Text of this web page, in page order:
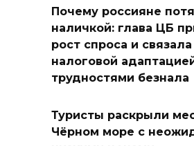
Почему россияне
наличкой: глава ЦБ
рост спроса и
налоговой
трудностями безнала
Туристы раскрыли
Чёрном море с